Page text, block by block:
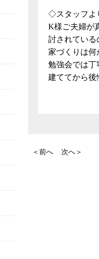
◇スタッフ
K様ご夫婦が
討されている
家づくりは何
勉強会では丁
建ててから後
＜前へ 次へ＞